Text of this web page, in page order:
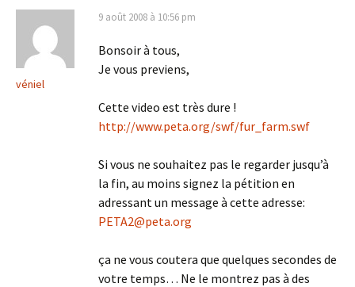
véniel
9 août 2008 à 10:56 pm
Bonsoir à tous,
Je vous previens,
Cette video est très dure !
http://www.peta.org/swf/fur_farm.swf
Si vous ne souhaitez pas le regarder jusqu’à
la fin, au moins signez la pétition en
adressant un message à cette adresse:
PETA2@peta.org
ça ne vous coutera que quelques secondes de
votre temps… Ne le montrez pas à des